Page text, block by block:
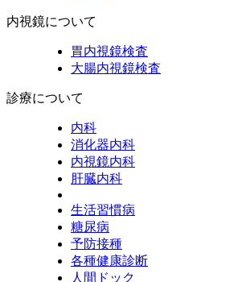
内視鏡について
胃内視鏡検査
大腸内視鏡検査
診療について
内科
消化器内科
内視鏡内科
肝臓内科
生活習慣病
糖尿病
予防接種
各種健康診断
人間ドック